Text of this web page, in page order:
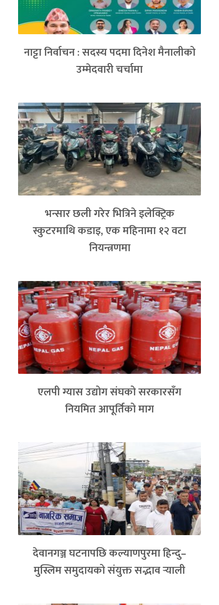
नाट्टा निर्वाचन : सदस्य पदमा दिनेश मैनालीको
उम्मेदवारी चर्चामा
भन्सार छली गरेर भित्रिने इलेक्ट्रिक
स्कुटरमाथि कडाइ, एक महिनामा १२ वटा
नियन्त्रणमा
एलपी ग्यास उद्योग संघको सरकारसँग
नियमित आपूर्तिको माग
देवानगञ्ज घटनापछि कल्याणपुरमा हिन्दु–
मुस्लिम समुदायको संयुक्त सद्भाव र्‍याली